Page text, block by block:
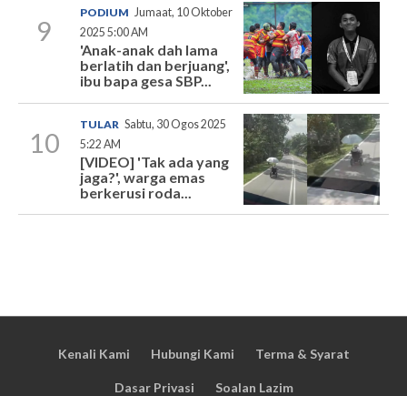
9
PODIUM Jumaat, 10 Oktober
2025 5:00 AM
'Anak-anak dah lama
berlatih dan berjuang',
ibu bapa gesa SBP...
10
TULAR Sabtu, 30 Ogos 2025
5:22 AM
[VIDEO] 'Tak ada yang
jaga?', warga emas
berkerusi roda...
Kenali Kami Hubungi Kami Terma & Syarat
Dasar Privasi Soalan Lazim